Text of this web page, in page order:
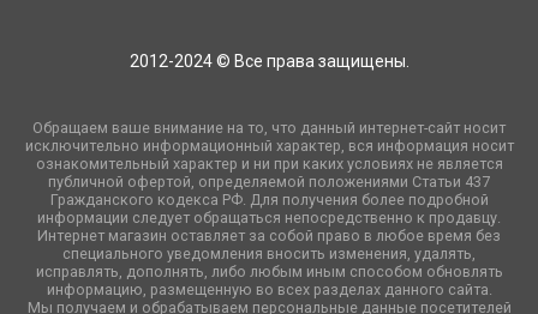
2012-2024 © Все права защищены.
Обращаем ваше внимание на то, что данный интернет-сайт носит
исключительно информационный характер, вся информация носит
ознакомительный характер и ни при каких условиях не является
публичной офертой, определяемой положениями Статьи 437
Гражданского кодекса РФ. Для получения более подробной
информации следует обращаться непосредственно к продавцу.
Интернет магазин оставляет за собой право в любое время без
специального уведомления вносить изменения, удалять,
исправлять, дополнять, либо любым иным способом обновлять
информацию, размещенную во всех разделах данного сайта.
Мы получаем и обрабатываем персональные данные посетителей